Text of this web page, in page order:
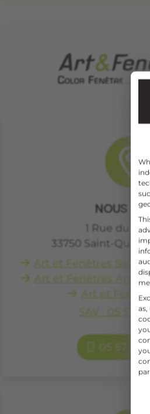
NOUS
1 Rue du
33750 Saint-
Art et Fenêtres
Art et Fenêtres
Art et
SAV : 05 57
05 57 84